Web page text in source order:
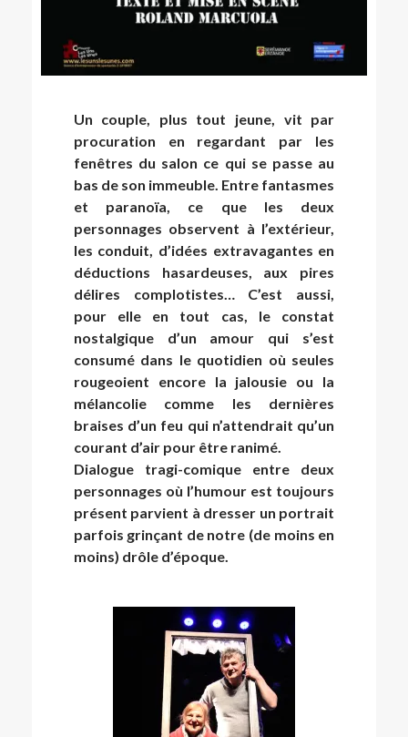
Un couple, plus tout jeune, vit par
procuration en regardant par les
fenêtres du salon ce qui se passe au
bas de son immeuble. Entre fantasmes
et paranoïa, ce que les deux
personnages observent à l’extérieur,
les conduit, d’idées extravagantes en
déductions hasardeuses, aux pires
délires complotistes… C’est aussi,
pour elle en tout cas, le constat
nostalgique d’un amour qui s’est
consumé dans le quotidien où seules
rougeoient encore la jalousie ou la
mélancolie comme les dernières
braises d’un feu qui n’attendrait qu’un
courant d’air pour être ranimé.
Dialogue tragi-comique entre deux
personnages où l’humour est toujours
présent parvient à dresser un portrait
parfois grinçant de notre (de moins en
moins) drôle d’époque.